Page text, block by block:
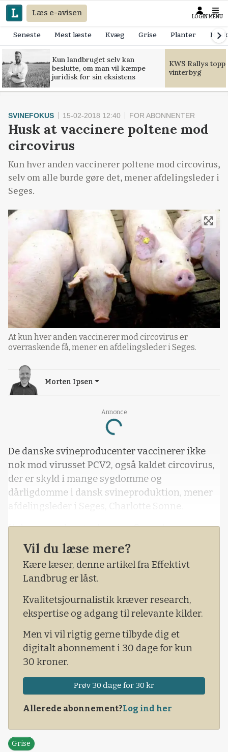
Læs e-avisen LOGIN MENU
Seneste Mest læste Kvæg Grise Planter
Kun landbruget selv kan
beslutte, om man vil kæmpe
juridisk for sin eksistens
KWS Rallys
vinterbyg
Annonce
Loading...
SVINEFOKUS 15-02-2018 12:40 FOR ABONNENTER
Husk at vaccinere poltene mod
circovirus
Kun hver anden vaccinerer poltene mod circovirus,
selv om alle burde gøre det, mener afdelingsleder i
Seges.
At kun hver anden vaccinerer mod circovirus er
overraskende få, mener en afdelingsleder i Seges.
Morten Ipsen
De danske svineproducenter vaccinerer ikke
nok mod virusset PCV2, også kaldet circovirus,
der er skyld i mange sygdomme og
dårligdomme i dansk svineproduktion, mener
afdelingsleder i Seges, Charlotte Sonne.
Ifølge en undersøgelse, som Seges har
foretaget, vaccinerer kun hver anden
svineproducent poltene mod circovirus.
Vil du læse mere?
Kære læser, denne artikel fra Effektivt
Landbrug er låst.
Kvalitetsjournalistik kræver research,
ekspertise og adgang til relevante kilder.
Men vi vil rigtig gerne tilbyde dig et
digitalt abonnement i 30 dage for kun
30 kroner.
Prøv 30 dage for 30 kr
Allerede abonnement?Log ind her
Grise